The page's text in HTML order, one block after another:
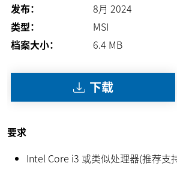
发布：
8月 2024
类型：
MSI
档案大小：
6.4 MB
下载
要求
Intel Core i3 或类似处理器(推荐支